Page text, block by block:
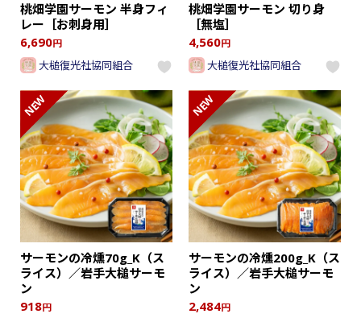
桃畑学園サーモン 半身フィ
レー［お刺身用］
6,690円
大槌復光社協同組合
桃畑学園サーモン 切り身
［無塩］
4,560円
大槌復光社協同組合
NEW
サーモンの冷燻70g_K（ス
ライス）／岩手大槌サーモ
ン
918円
NEW
サーモンの冷燻200g_K（ス
ライス）／岩手大槌サーモ
ン
2,484円